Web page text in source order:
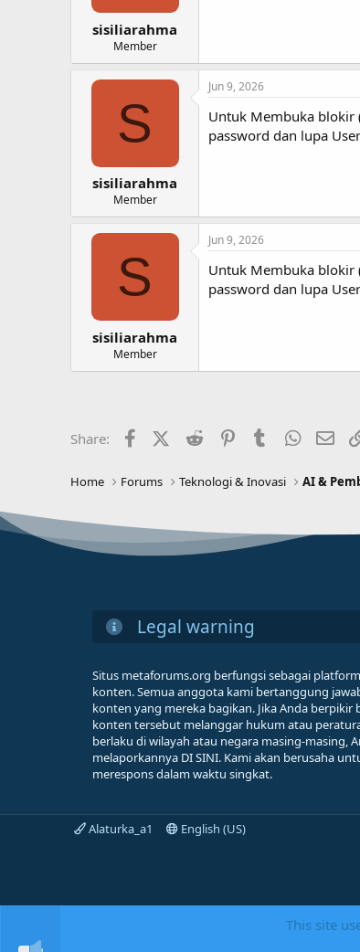
sisiliarahma
Member
S
sisiliarahma
Member
Jun 9, 2026
Untuk Membuka blokir
password dan lupa
S
sisiliarahma
Member
Jun 9, 2026
Untuk Membuka blokir
password dan lupa
Share: FacebookX (Twitter)
Reddit PinterestTumblr
Home Forums Teknologi & Inovasi AI &
Legal warning
Situs metaforums.org berfungsi sebagai
konten. Semua anggota kami bertanggung
konten yang mereka bagikan. Jika Anda berpikir
konten tersebut melanggar hukum atau
berlaku di wilayah atau negara masing-masing,
melaporkannya DI SINI. Kami akan berusaha
merespons dalam waktu singkat.
Alaturka_a1 English (US)
This site